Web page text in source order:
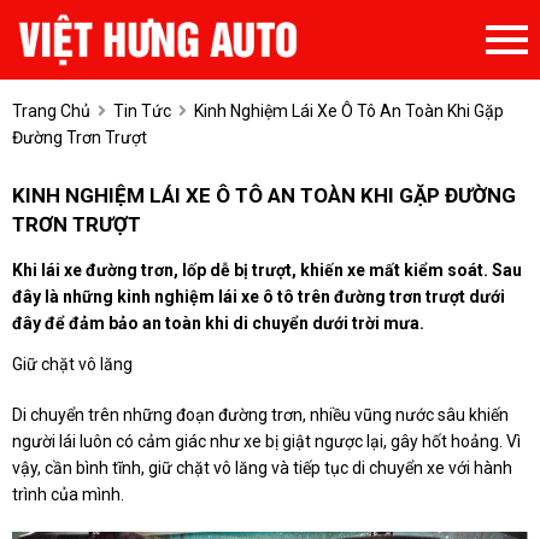
Trang Chủ Tin Tức
Kinh Nghiệm Lái Xe Ô Tô An Toàn Khi Gặp
Đường Trơn Trượt
KINH NGHIỆM LÁI XE Ô TÔ AN TOÀN KHI GẶP ĐƯỜNG
TRƠN TRƯỢT
Khi lái xe đường trơn, lốp dễ bị trượt, khiến xe mất kiểm soát. Sau
đây là những kinh nghiệm lái xe ô tô trên đường trơn trượt dưới
đây để đảm bảo an toàn khi di chuyển dưới trời mưa.
Giữ chặt vô lăng
Di chuyển trên những đoạn đường trơn, nhiều vũng nước sâu khiến
người lái luôn có cảm giác như xe bị giật ngược lại, gây hốt hoảng. Vì
vậy, cần bình tĩnh, giữ chặt vô lăng và tiếp tục di chuyển xe với hành
trình của mình.